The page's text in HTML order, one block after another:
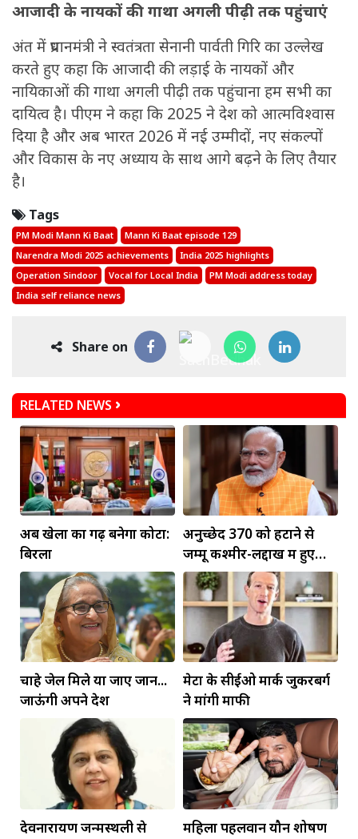
आजादी के नायकों की गाथा अगली पीढ़ी तक पहुंचाएं
अंत में प्रधानमंत्री ने स्वतंत्रता सेनानी पार्वती गिरि का उल्लेख
करते हुए कहा कि आजादी की लड़ाई के नायकों और
नायिकाओं की गाथा अगली पीढ़ी तक पहुंचाना हम सभी का
दायित्व है। पीएम ने कहा कि 2025 ने देश को आत्मविश्वास
दिया है और अब भारत 2026 में नई उम्मीदों, नए संकल्पों
और विकास के नए अध्याय के साथ आगे बढ़ने के लिए तैयार
है।
Tags
PM Modi Mann Ki Baat
Mann Ki Baat episode 129
Narendra Modi 2025 achievements
India 2025 highlights
Operation Sindoor
Vocal for Local India
PM Modi address today
India self reliance news
Share on
RELATED NEWS
अब खेलों का गढ़ बनेगा कोटा:
बिरला
अनुच्छेद 370 को हटाने से
जम्मू कश्मीर-लद्दाख में हुए
व्यापक बदलाव: PM मोदी
चाहे जेल मिले या जाए जान...
जाऊंगी अपने देश
मेटा के सीईओ मार्क जुकरबर्ग
ने मांगी माफी
देवनारायण जन्मस्थली से
महिला पहलवान यौन शोषण